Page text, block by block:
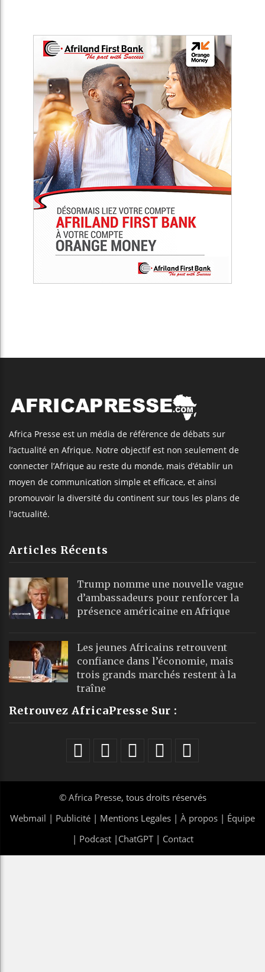
Africa Presse est un média de référence de débats sur
l’actualité en Afrique. Notre objectif est non seulement de
connecter l’Afrique au reste du monde, mais d’établir un
moyen de communication simple et efficace, et ainsi
promouvoir la diversité du continent sur tous les plans de
l'actualité.
Articles Récents
Trump nomme une nouvelle vague
d’ambassadeurs pour renforcer la
présence américaine en Afrique
Les jeunes Africains retrouvent
confiance dans l’économie, mais
trois grands marchés restent à la
traîne
Retrouvez AfricaPresse Sur :
© Africa Presse, tous droits réservés
Webmail | Publicité | Mentions Legales | À propos | Équipe
| Podcast| ChatGPT| Contact